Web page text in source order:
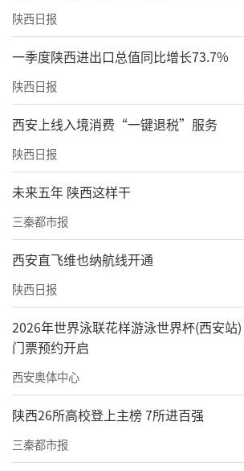
陕西日报
一季度陕西进出口总值同比增长73.7%
陕西日报
西安上线入境消费“一键退税”服务
陕西日报
未来五年 陕西这样干
三秦都市报
西安直飞维也纳航线开通
陕西日报
2026年世界泳联花样游泳世界杯(西安站)
门票预约开启
西安奥体中心
陕西26所高校登上主榜 7所进百强
三秦都市报